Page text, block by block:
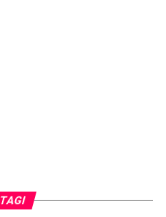
TAGI